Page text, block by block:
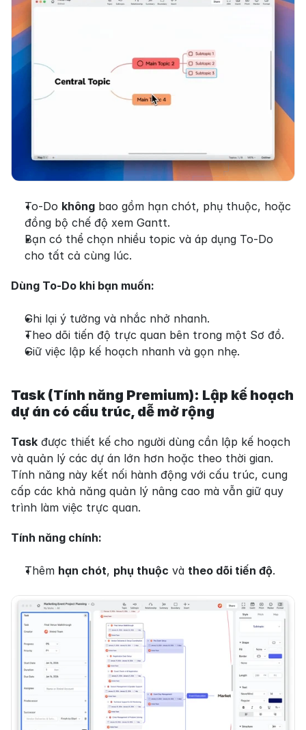
To-Do không bao gồm hạn chót, phụ thuộc, hoặc
đồng bộ chế độ xem Gantt.
Bạn có thể chọn nhiều topic và áp dụng To-Do
cho tất cả cùng lúc.
Dùng To-Do khi bạn muốn:
Ghi lại ý tưởng và nhắc nhở nhanh.
Theo dõi tiến độ trực quan bên trong một Sơ đồ.
Giữ việc lập kế hoạch nhanh và gọn nhẹ.
Task (Tính năng Premium): Lập kế hoạch
dự án có cấu trúc, dễ mở rộng
Task được thiết kế cho người dùng cần lập kế hoạch
và quản lý các dự án lớn hơn hoặc theo thời gian.
Tính năng này kết nối hành động với cấu trúc, cung
cấp các khả năng quản lý nâng cao mà vẫn giữ quy
trình làm việc trực quan.
Tính năng chính:
Thêm hạn chót, phụ thuộc và theo dõi tiến độ.